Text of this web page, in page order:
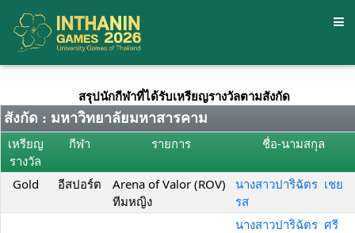
สรุปนักกีฬาที่ได้รับเหรียญรางวัลตามสังกัด
สังกัด : มหาวิทยาลัยมหาสารคาม
เหรียญ
รางวัล
กีฬา รายการ ชื่อ-นามสกุล
Gold อีสปอร์ต
Arena of Valor (ROV)
ทีมหญิง
นางสาวปาริฉัตร เชย
รส
นางสาวปาริฉัตร ศรี